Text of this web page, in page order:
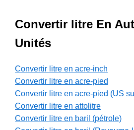
Convertir litre En
Unités
Convertir litre en acre-inch
Convertir litre en acre-pied
Convertir litre en acre-pied (US
Convertir litre en attolitre
Convertir litre en baril (pétrole)